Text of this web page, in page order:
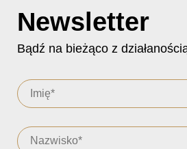
Newsletter
Bądź na bieżąco z